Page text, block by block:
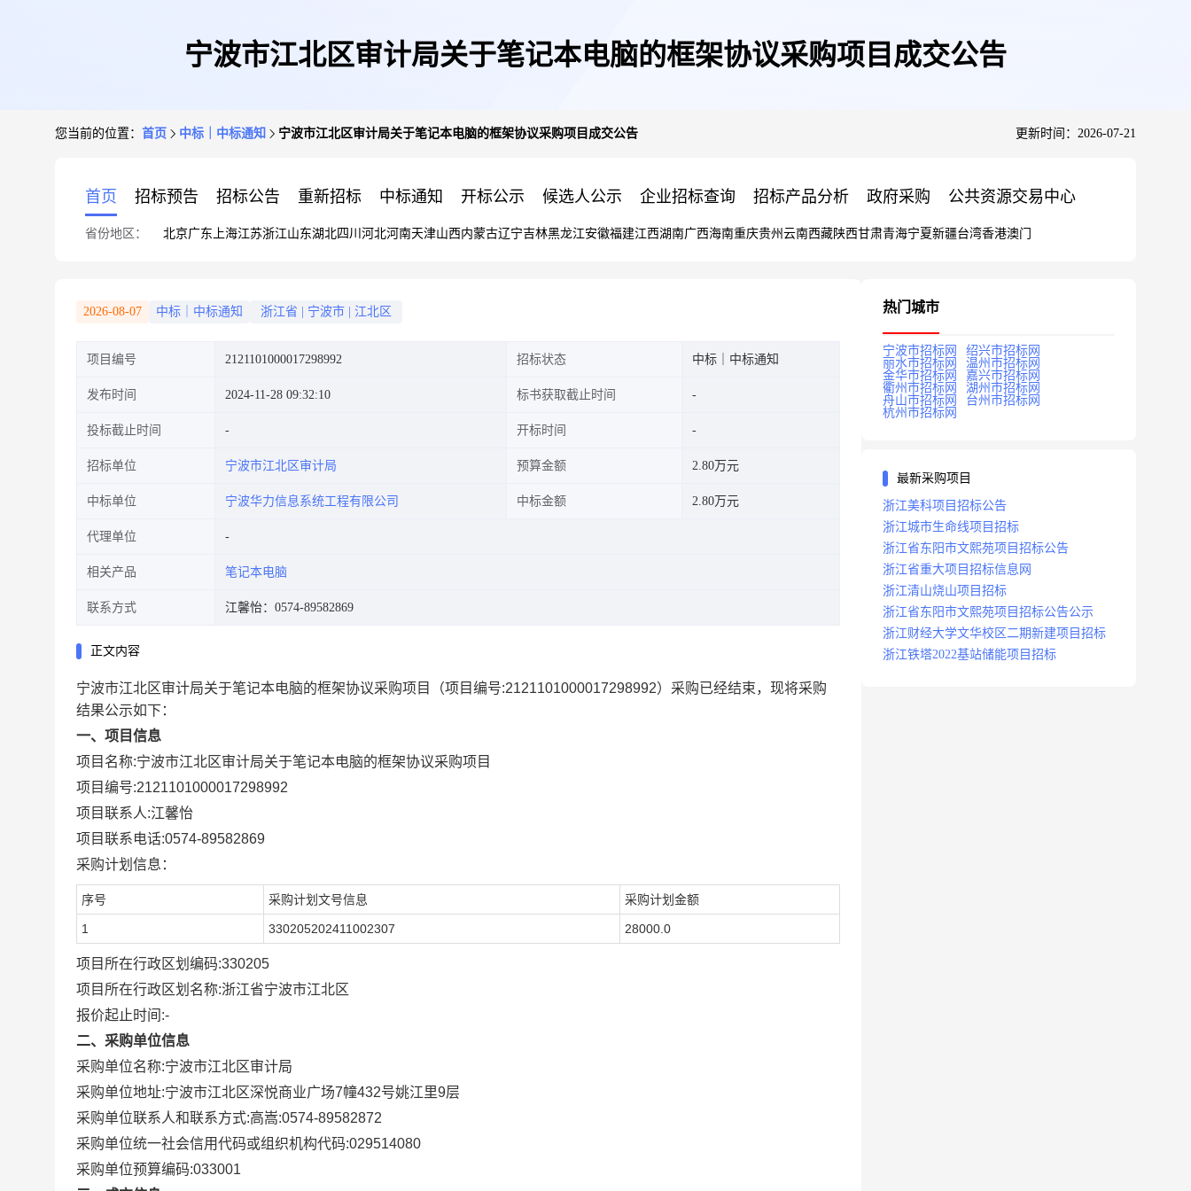
宁波市江北区审计局关于笔记本电脑的框架协议采购项目成交公告
您当前的位置： 首页 中标｜中标通知 宁波市江北区审计局关于笔记本电脑的框架协议采购项目成交公告 更新时间：2026-07-21
首页 招标预告 招标公告 重新招标 中标通知 开标公示 候选人公示 企业招标查询 招标产品分析 政府采购 公共资源交易中心
省份地区： 北京广东 上海江苏浙江山东湖北四川 河北河南天津山西内蒙古辽宁吉林黑龙江安徽福建江西湖南广西海南重庆贵州 云南西藏陕西甘肃青海宁夏新疆台湾香港澳门
2026-08-07 中标｜中标通知 浙江省 宁波市 江北区
项目编号 2121101000017298992 招标状态 中标｜中标通知
发布时间 2024-11-28 09:32:10 标书获取截止时间
投标截止时间 开标时间
招标单位 宁波市江北区审计局 预算金额 2.80万元
中标单位 宁波华力信息系统工程有限公司 中标金额 2.80万元
代理单位
相关产品 笔记本电脑
联系方式 江馨怡：0574-89582869
正文内容
宁波市江北区审计局关于笔记本电脑的框架协议采购项目 （项目编号:2121101000017298992）采购已经结束，现将采购
结果公示如下：
一、项目信息
项目名称:宁波市江北区审计局关于笔记本电脑的框架协议采购项目
项目编号:2121101000017298992
项目联系人:江馨怡
项目联系电话:0574-89582869
采购计划信息：
序号 采购计划文号信息 采购计划金额
1 330205202411002307 28000.0
项目所在行政区划编码:330205
项目所在行政区划名称:浙江省宁波市江北区
报价起止时间:-
二、采购单位信息
采购单位名称:宁波市江北区审计局
采购单位地址:宁波市江北区深悦商业广场7幢432号姚江里9层
采购单位联系人和联系方式:高嵩:0574-89582872
采购单位统一社会信用代码或组织机构代码:029514080
采购单位预算编码:033001
热门城市
宁波市招标网
绍兴市招标网
丽水市招标网
温州市招标网
金华市招标网
嘉兴市招标网
衢州市招标网
湖州市招标网
舟山市招标网
台州市招标网
杭州市招标网
最新采购项目
浙江美科项目招标公告
浙江城市生命线项目招标
浙江省东阳市文熙苑项目招标公告
浙江省重大项目招标信息网
浙江清山烧山项目招标
浙江省东阳市文熙苑项目招标公告公示
浙江财经大学文华校区二期新建项目招标
浙江铁塔2022基站储能项目招标